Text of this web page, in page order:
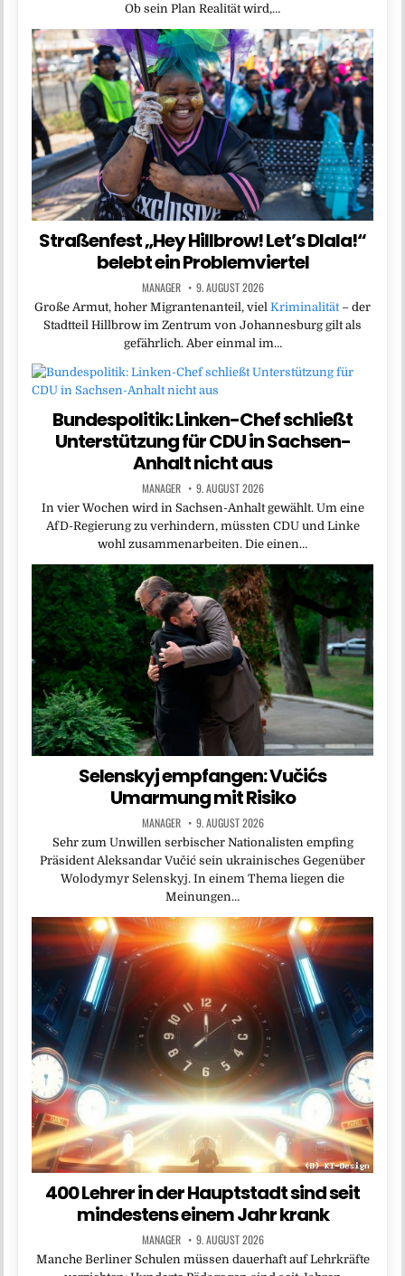
Ob sein Plan Realität wird,…
Straßenfest „Hey Hillbrow! Let’s Dlala!“
belebt ein Problemviertel
MANAGER 9. AUGUST 2026
Große Armut, hoher Migrantenanteil, viel Kriminalität– der
Stadtteil Hillbrow im Zentrum von Johannesburg gilt als
gefährlich. Aber einmal im…
Bundespolitik: Linken-Chef schließt
Unterstützung für CDU in Sachsen-
Anhalt nicht aus
MANAGER 9. AUGUST 2026
In vier Wochen wird in Sachsen-Anhalt gewählt. Um eine
AfD-Regierung zu verhindern, müssten CDU und Linke
wohl zusammenarbeiten. Die einen…
Selenskyj empfangen: Vučićs
Umarmung mit Risiko
MANAGER 9. AUGUST 2026
Sehr zum Unwillen serbischer Nationalisten empfing
Präsident Aleksandar Vučić sein ukrainisches Gegenüber
Wolodymyr Selenskyj. In einem Thema liegen die
Meinungen…
400 Lehrer in der Hauptstadt sind seit
mindestens einem Jahr krank
MANAGER 9. AUGUST 2026
Manche Berliner Schulen müssen dauerhaft auf Lehrkräfte